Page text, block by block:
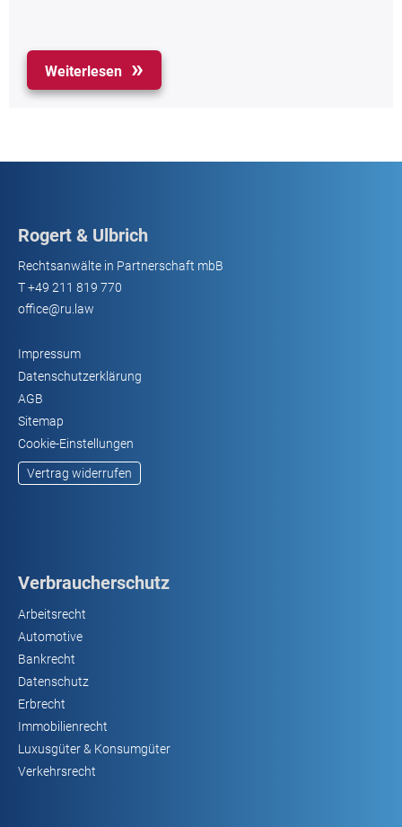
Weiterlesen
Rogert & Ulbrich
Rechtsanwälte in Partnerschaft mbB
T+49 211 819 770
office@ru.law
Impressum
Datenschutzerklärung
AGB
Sitemap
Cookie-Einstellungen
Vertrag widerrufen
Verbraucherschutz
Arbeitsrecht
Automotive
Bankrecht
Datenschutz
Erbrecht
Immobilienrecht
Luxusgüter & Konsumgüter
Verkehrsrecht